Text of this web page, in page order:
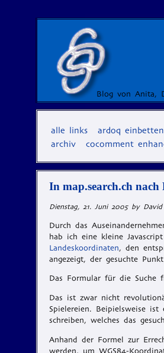
Blog von Anita,
alle links ardoq einbetten
archiv
cocomment
In map.search.ch
Dienstag, 21. Juni 2005 by David
Durch das
hab ich eine kleine
Landeskoordinaten, den
angezeigt, der gesuchte
Das Formular für die Suche
Das ist zwar nicht
Spielereien. Beipielsweise
schreiben, welches das
Anhand der Formel zur
werden, um WGS84-